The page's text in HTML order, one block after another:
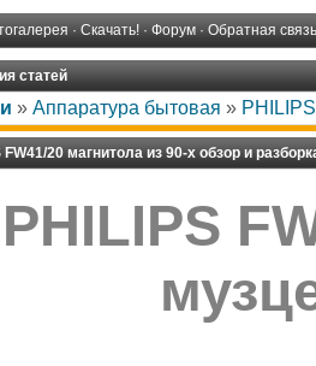
· Скачать! · Форум · Обратная связь
статей
» Аппаратура бытовая »
FW41/20 магнитола из 90-х обзор и
PHILIPS